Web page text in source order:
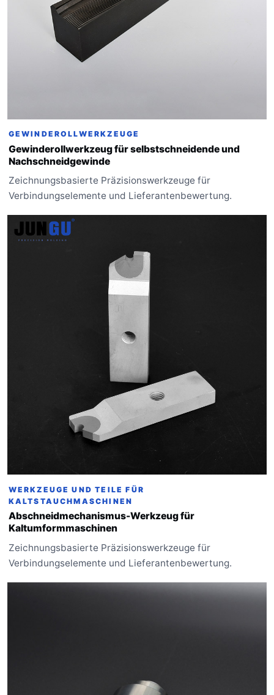
GEWINDEROLLWERKZEUGE
Gewinderollwerkzeug für selbstschneidende und
Nachschneidgewinde
Zeichnungsbasierte Präzisionswerkzeuge für
Verbindungselemente und Lieferantenbewertung.
WERKZEUGE UND TEILE FÜR
KALTSTAUCHMASCHINEN
Abschneidmechanismus-Werkzeug für
Kaltumformmaschinen
Zeichnungsbasierte Präzisionswerkzeuge für
Verbindungselemente und Lieferantenbewertung.